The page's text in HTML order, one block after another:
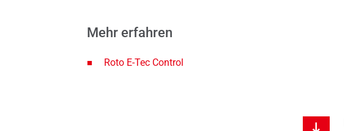
Mehr erfahren
Roto E-Tec Control